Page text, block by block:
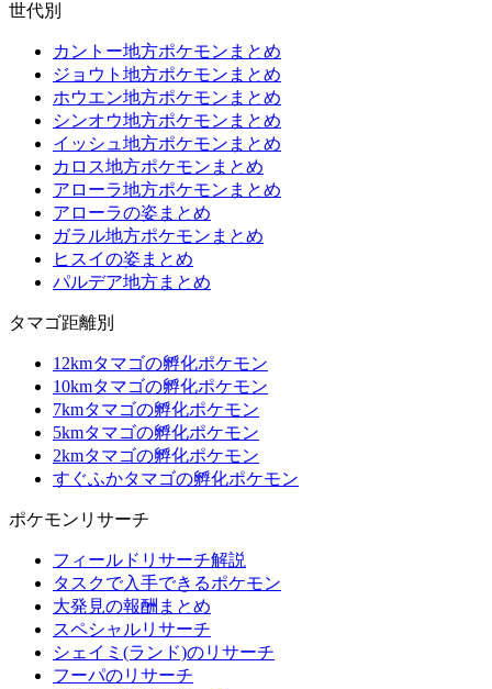
世代別
カントー地方ポケモンまとめ
ジョウト地方ポケモンまとめ
ホウエン地方ポケモンまとめ
シンオウ地方ポケモンまとめ
イッシュ地方ポケモンまとめ
カロス地方ポケモンまとめ
アローラ地方ポケモンまとめ
アローラの姿まとめ
ガラル地方ポケモンまとめ
ヒスイの姿まとめ
パルデア地方まとめ
タマゴ距離別
12kmタマゴの孵化ポケモン
10kmタマゴの孵化ポケモン
7kmタマゴの孵化ポケモン
5kmタマゴの孵化ポケモン
2kmタマゴの孵化ポケモン
すぐふかタマゴの孵化ポケモン
ポケモンリサーチ
フィールドリサーチ解説
タスクで入手できるポケモン
大発見の報酬まとめ
スペシャルリサーチ
シェイミ(ランド)のリサーチ
フーパのリサーチ